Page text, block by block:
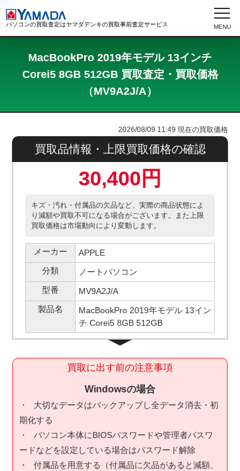
パソコンの買取査定はヤマダデンキの買取事前査定サービス
MacBookPro 2019年モデル 13インチ
Corei5 8GB 512GB 買取査定・買取価格
（MV9A2J/A）
2026/08/09 11:49 現在の買取価格
買取品情報・上限買取価格の確認
30,400円
キズ・汚れ・付属品の欠品など、実際の商品状態によ
り減額や買取不可になる場合がございます。また上限
買取価格は市場動向により変動します。
メーカー
APPLE
分類
ノートパソコン
型番
MV9A2J/A
製品名
MacBookPro 2019年モデル 13イン
チ Corei5 8GB 512GB
買取に出す前の注意事項
Windowsの場合
大切なデータはバックアップし全データ消去・初
期化する
パソコン本体にBIOSパスワードや管理者パスワ
ードなどを設定している場合はパスワード解除
付属品を用意する（付属品に欠品があると減額、